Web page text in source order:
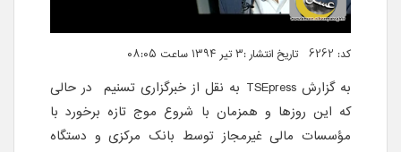
کد: 6262 تاریخ انتشار :۳ تیر ۱۳۹۴ ساعت ۰۸:۰۵
به گزارشTSEpress به نقل از خبرگزاری تسنیم در حالی
که این روزها و همزمان با شروع موج تازه برخورد با
مؤسسات مالی غیرمجاز توسط بانک مرکزی و دستگاه